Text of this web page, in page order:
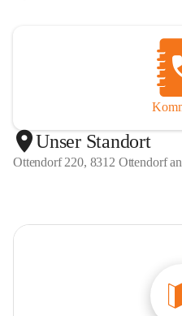
Unser Standort
Ottendorf 220, 8312 Ottendorf